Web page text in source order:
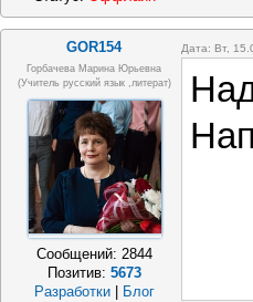
GOR154 Дата: Вт,
Горбачева Марина Юрьевна
(учитель русский язык ,литерат)
Сообщений: 2844
Позитив: 5673
Разработки
Блог